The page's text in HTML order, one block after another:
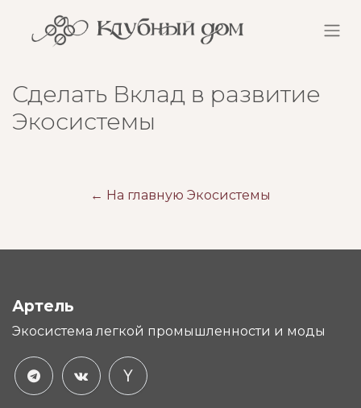
Сделать Вклад в развитие
Экосистемы
← На главную Экосистемы
Артель
Экосистема легкой промышленности и моды